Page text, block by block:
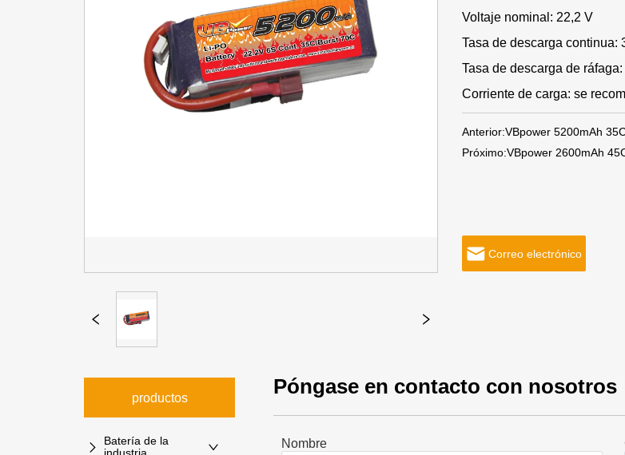
Voltaje nominal: 22,2 V
Tasa de descarga continua:
Tasa de descarga de
Corriente de carga: se
Anterior:VBpower 5200mAh
Próximo:VBpower 2600mAh
Correo electrónico
productos
Batería de la
Póngase en contacto con nosotros
Nombre